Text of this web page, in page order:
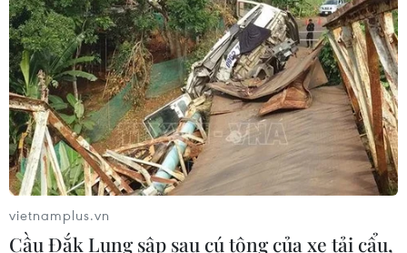
phạm có tổ chức
04/08/2026 14:24
Điều gì chờ đợi đồng yen sau cái bắt
tay giữa Mỹ-Nhật?
04/08/2026 14:11
vietnamplus.vn
Cầu Đắk Lung sập sau cú tông của xe tải cẩu,